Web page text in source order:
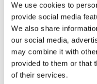
We use cookies to
provide social media
We also share
our social media,
may combine it with
provided to them or that
of their services.
1 Stuk
Toevoegen
Informatie